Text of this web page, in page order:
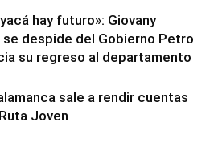
hay futuro»: Giovany
se despide del Gobierno Petro
su regreso al departamento
sale a rendir cuentas
Joven